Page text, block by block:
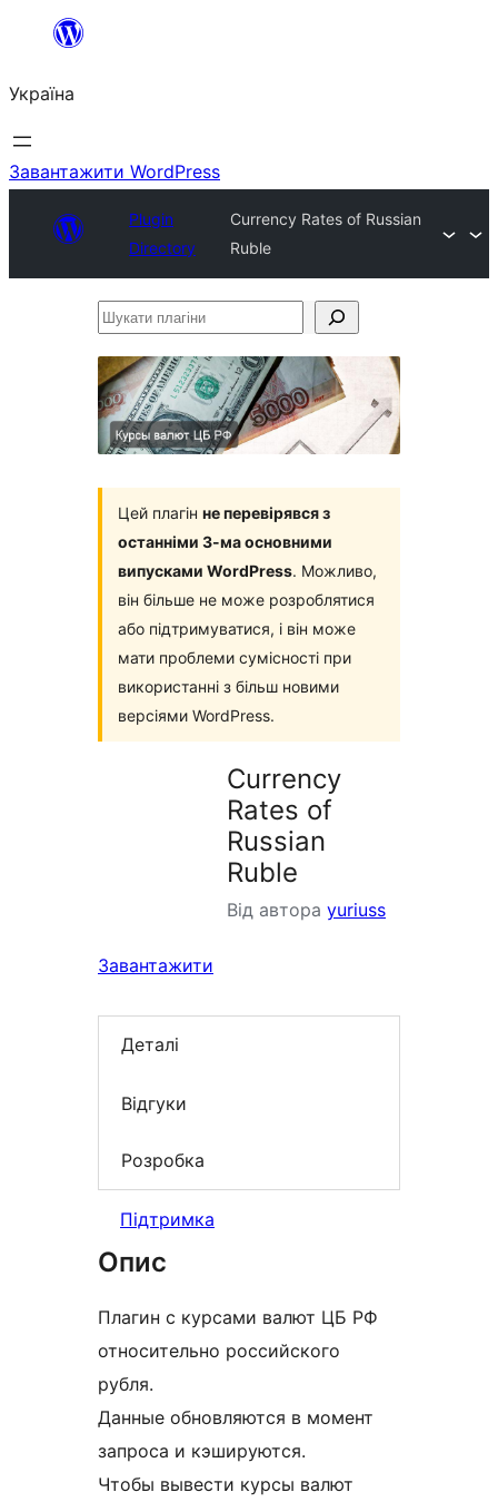
Перейти
вмісту
Україна
Завантажити WordPress
Plugin
Directory
Currency Rates of Russian
Ruble
Шукати
Цей плагін не перевірявся з
останніми 3-ма основними
випусками WordPress. Можливо,
він більше не може розроблятися
або підтримуватися, і він може
мати проблеми сумісності при
використанні з більш новими
версіями WordPress.
Currency
Rates of
Russian
Ruble
Від автора yuriuss
Завантажити
Деталі
Відгуки
Розробка
Підтримка
Опис
Плагин с курсами валют ЦБ РФ
относительно российского
рубля.
Данные обновляются в момент
запроса и кэшируются.
Чтобы вывести курсы валют